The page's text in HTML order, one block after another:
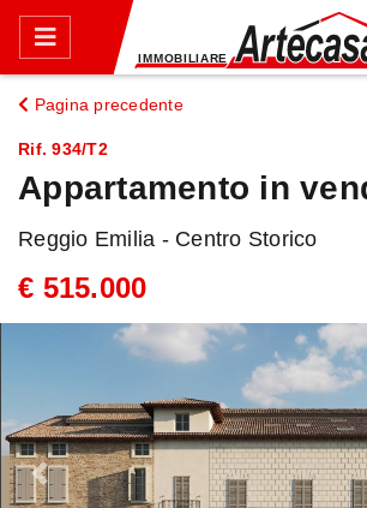
Rif. 934/T2
Appartamento in
Pagina precedente
Reggio Emilia - Centro Storico
€ 515.000